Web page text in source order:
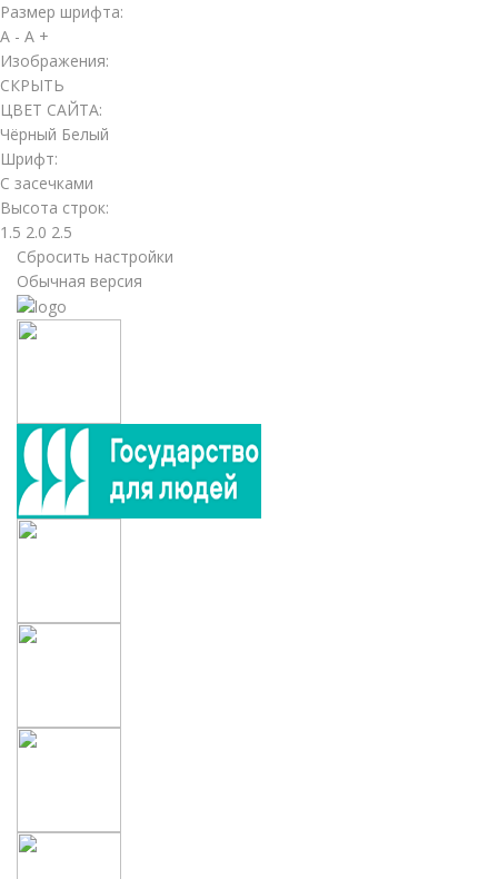
Размер шрифта:
A - A +
Изображения:
СКРЫТЬ
ЦВЕТ САЙТА:
Чёрный Белый
Шрифт:
С засечками
Высота строк:
1.5 2.0 2.5
Сбросить настройки
Обычная версия